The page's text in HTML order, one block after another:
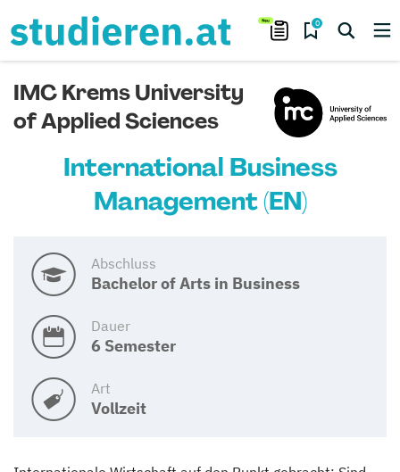
0
IMC Krems University
of Applied Sciences
International Business
Management (EN)
Abschluss
Bachelor of Arts in Business
Dauer
6 Semester
Art
Vollzeit